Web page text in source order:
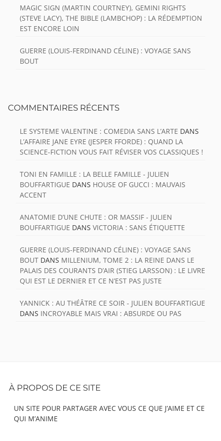
MAGIC SIGN (MARTIN COURTNEY), GEMINI RIGHTS
(STEVE LACY), THE BIBLE (LAMBCHOP) : LA RÉDEMPTION
EST ENCORE LOIN
GUERRE (LOUIS-FERDINAND CÉLINE) : VOYAGE SANS
BOUT
COMMENTAIRES RÉCENTS
LE SYSTEME VALENTINE : COMEDIA SANS L’ARTE DANS
L’AFFAIRE JANE EYRE (JESPER FFORDE) : QUAND LA
SCIENCE-FICTION VOUS FAIT RÉVISER VOS CLASSIQUES !
TONI EN FAMILLE : LA BELLE FAMILLE - JULIEN
BOUFFARTIGUE DANS HOUSE OF GUCCI : MAUVAIS
ACCENT
ANATOMIE D’UNE CHUTE : OR MASSIF - JULIEN
BOUFFARTIGUE DANS VICTORIA : SANS ÉTIQUETTE
GUERRE (LOUIS-FERDINAND CÉLINE) : VOYAGE SANS
BOUT DANS MILLENIUM, TOME 2 : LA REINE DANS LE
PALAIS DES COURANTS D’AIR (STIEG LARSSON) : LE LIVRE
QUI EST LE DERNIER ET CE N’EST PAS JUSTE
YANNICK : AU THÉÂTRE CE SOIR - JULIEN BOUFFARTIGUE
DANS INCROYABLE MAIS VRAI : ABSURDE OU PAS
Content
À PROPOS DE CE SITE
UN SITE POUR PARTAGER AVEC VOUS CE QUE J’AIME ET CE
QUI M’ANIME